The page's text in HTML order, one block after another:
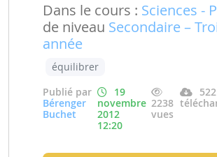
Dans le cours : Sciences -
de niveau Secondaire –
année
équilibrer
Publié par
Bérenger
Buchet
19
novembre
2012
12:20
2238
vues
522